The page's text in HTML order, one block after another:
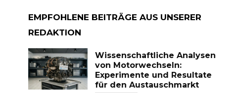
EMPFOHLENE BEITRÄGE AUS UNSERER
REDAKTION
Wissenschaftliche Analysen
von Motorwechseln:
Experimente und Resultate
für den Austauschmarkt